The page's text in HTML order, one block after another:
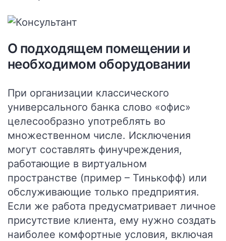
О подходящем помещении и
необходимом оборудовании
При организации классического
универсального банка слово «офис»
целесообразно употреблять во
множественном числе. Исключения
могут составлять финучреждения,
работающие в виртуальном
пространстве (пример – Тинькофф) или
обслуживающие только предприятия.
Если же работа предусматривает личное
присутствие клиента, ему нужно создать
наиболее комфортные условия, включая